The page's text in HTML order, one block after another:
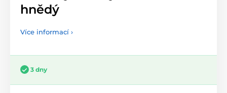
hnědý
Více informací ›
3 dny